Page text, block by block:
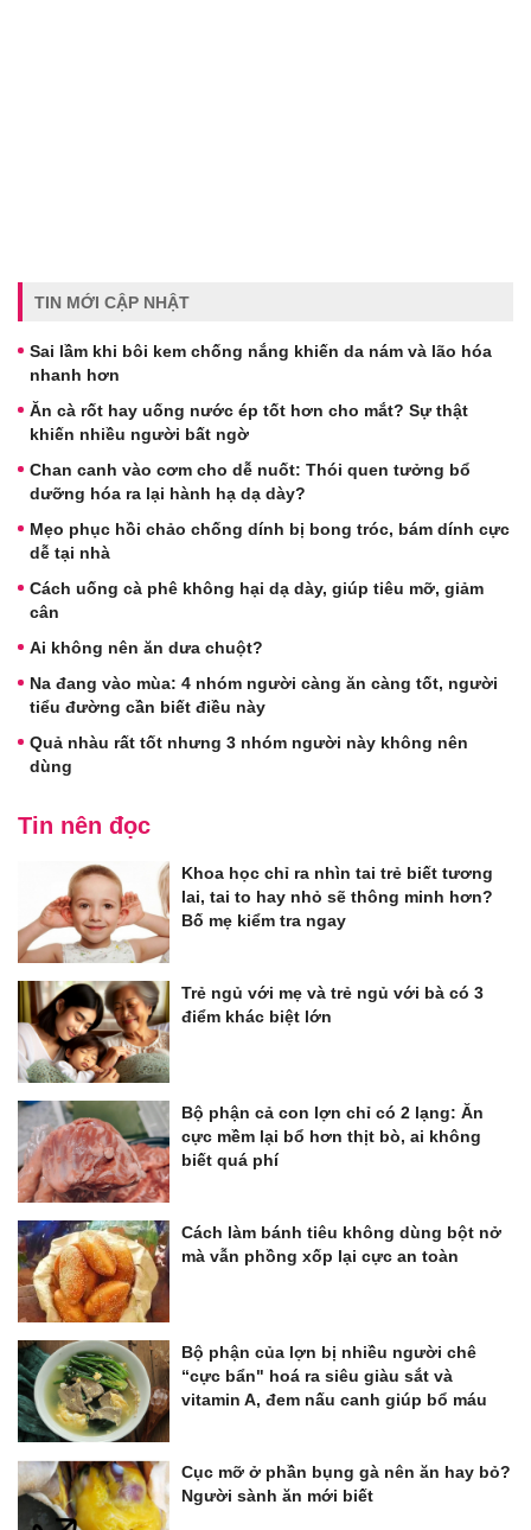
TIN MỚI CẬP NHẬT
Sai lầm khi bôi kem chống nắng khiến da nám và lão hóa
nhanh hơn
Ăn cà rốt hay uống nước ép tốt hơn cho mắt? Sự thật
khiến nhiều người bất ngờ
Chan canh vào cơm cho dễ nuốt: Thói quen tưởng bổ
dưỡng hóa ra lại hành hạ dạ dày?
Mẹo phục hồi chảo chống dính bị bong tróc, bám dính cực
dễ tại nhà
Cách uống cà phê không hại dạ dày, giúp tiêu mỡ, giảm
cân
Ai không nên ăn dưa chuột?
Na đang vào mùa: 4 nhóm người càng ăn càng tốt, người
tiểu đường cần biết điều này
Quả nhàu rất tốt nhưng 3 nhóm người này không nên
dùng
Tin nên đọc
Khoa học chỉ ra nhìn tai trẻ biết tương
lai, tai to hay nhỏ sẽ thông minh hơn?
Bố mẹ kiểm tra ngay
Trẻ ngủ với mẹ và trẻ ngủ với bà có 3
điểm khác biệt lớn
Bộ phận cả con lợn chỉ có 2 lạng: Ăn
cực mềm lại bổ hơn thịt bò, ai không
biết quá phí
Cách làm bánh tiêu không dùng bột nở
mà vẫn phồng xốp lại cực an toàn
Bộ phận của lợn bị nhiều người chê
“cực bẩn" hoá ra siêu giàu sắt và
vitamin A, đem nấu canh giúp bổ máu
Cục mỡ ở phần bụng gà nên ăn hay bỏ?
Người sành ăn mới biết